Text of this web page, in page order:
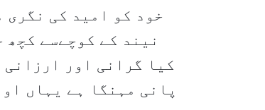
خود کو امید کی نگری
نیند کے کوچےسے کچھ
کیا گرانی اور
پانی مہنگا ہے یہاں